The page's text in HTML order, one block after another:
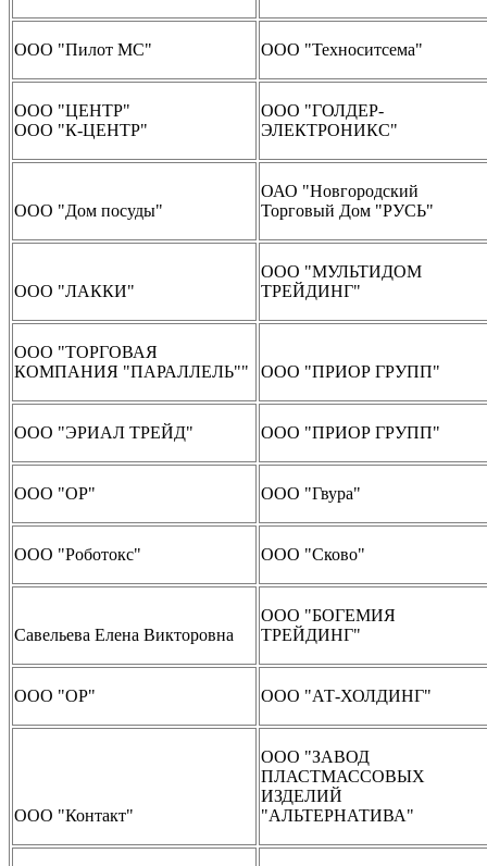
ООО "Пилот МС" ООО "Техноситсема"
ООО "ЦЕНТР"
ООО "К-ЦЕНТР"
ООО "ГОЛДЕР-
ЭЛЕКТРОНИКС"
ООО "Дом посуды"
ОАО "Новгородский
Торговый Дом "РУСЬ"
ООО "ЛАККИ"
ООО "МУЛЬТИДОМ
ТРЕЙДИНГ"
ООО "ТОРГОВАЯ
КОМПАНИЯ "ПАРАЛЛЕЛЬ""
ООО "ПРИОР ГРУПП"
ООО "ЭРИАЛ ТРЕЙД" ООО "ПРИОР ГРУПП"
ООО "ОР" ООО "Гвура"
ООО "Роботокс" ООО "Сково"
Савельева Елена Викторовна
ООО "БОГЕМИЯ
ТРЕЙДИНГ"
ООО "ОР" ООО "АТ-ХОЛДИНГ"
ООО "Контакт"
ООО "ЗАВОД
ПЛАСТМАССОВЫХ
ИЗДЕЛИЙ
"АЛЬТЕРНАТИВА"